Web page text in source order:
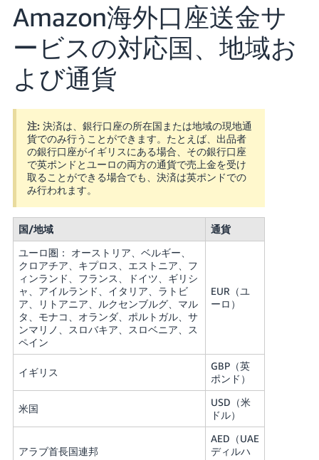
日
本
語
Deutsch
Español
- ES
Français
- FR
Italiano
- IT
한
국
어
-
KR
日
本
語
-
English
- JP
ロ
グ
イ
ン
さ
っ
る
Amazon海外口座送金サ
ービスの対応国、地域お
よび通貨
注: 決済は、銀行口座の所在国または地域の現地通
貨でのみ行うことができます。 たとえば、出品者
の銀行口座がイギリスにある場合、その銀行口座
で英ポンドとユーロの両方の通貨で売上金を受け
取ることができる場合でも、決済は英ポンドでの
み行われます。
国/地域
通貨
ユーロ圏： オーストリア、ベルギー、
クロアチア、キプロス、エストニア、フ
ィンランド、フランス、ドイツ、ギリシ
ャ、アイルランド、イタリア、ラトビ
ア、リトアニア、ルクセンブルグ、マル
タ、モナコ、オランダ、ポルトガル、サ
ンマリノ、スロバキア、スロベニア、ス
ペイン
EUR（ユ
ーロ）
イギリス
GBP（英
ポンド）
米国
USD（米
ドル）
アラブ首長国連邦
AED（UAE
ディルハ